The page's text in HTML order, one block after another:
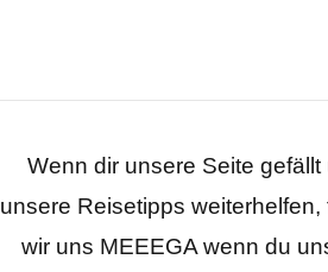
Wenn dir unsere Seite gefällt
unsere Reisetipps weiterhelfen,
wir uns MEEEGA wenn du